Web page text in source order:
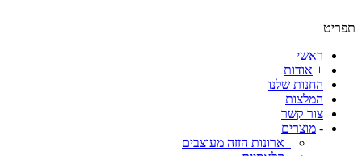
ראשי
אודות
החנות שלנו
המלצות
צור קשר
מוצרים
ארונות הזזה מעוצבים